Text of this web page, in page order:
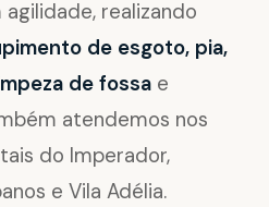
agilidade, realizando
de esgoto, pia,
de fossa e
atendemos nos
do Imperador,
e Vila Adélia.